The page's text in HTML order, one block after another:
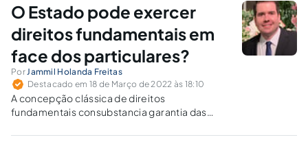
O Estado pode exercer
direitos fundamentais em
face dos particulares?
Por Jammil Holanda Freitas
Destacado em 18 de Março de 2022 às 18:10
A concepção clássica de direitos
fundamentais consubstancia garantia das